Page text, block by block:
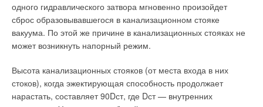
одного гидравлического затвора мгновенно произойдет
сброс образовывавшегося в канализационном стояке
вакуума. По этой же причине в канализационных стояках не
может возникнуть напорный режим.
Высота канализационных стояков (от места входа в них
стоков), когда эжектирующая способность продолжает
нарастать, составляет 90Dст, где Dст — внутренних